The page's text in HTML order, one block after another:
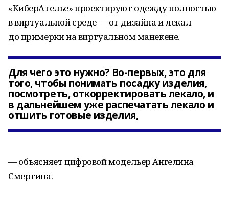
«КиберАтелье» проектируют одежду полностью
в виртуальной среде — от дизайна и лекал
до примерки на виртуальном манекене.
Для чего это нужно? Во-первых, это для
того, чтобы понимать посадку изделия,
посмотреть, откорректировать лекало, и
в дальнейшем уже распечатать лекало и
отшить готовые изделия,
— объясняет цифровой модельер Ангелина
Смертина.